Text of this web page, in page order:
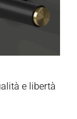
e libertà